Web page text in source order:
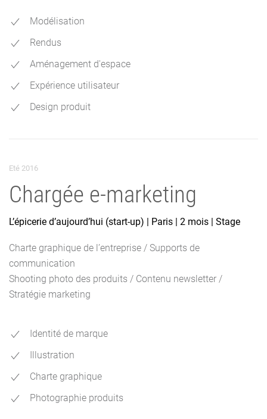
Modélisation
Rendus
Aménagement d'espace
Expérience utilisateur
Design produit
Eté 2016
Chargée e-marketing
L’épicerie d’aujourd’hui (start-up) | Paris | 2 mois | Stage
Charte graphique de l’entreprise / Supports de
communication
Shooting photo des produits / Contenu newsletter /
Stratégie marketing
Identité de marque
Illustration
Charte graphique
Photographie produits